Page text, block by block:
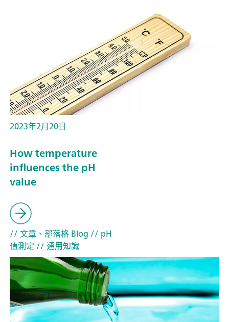
2023年2月20日
How temperature
influences the pH
value
// 文章、部落格 Blog // pH
值測定// 通用知識